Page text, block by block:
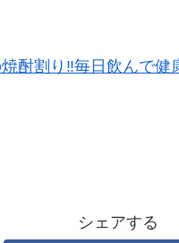
酎割り‼毎日飲んで
シェアする